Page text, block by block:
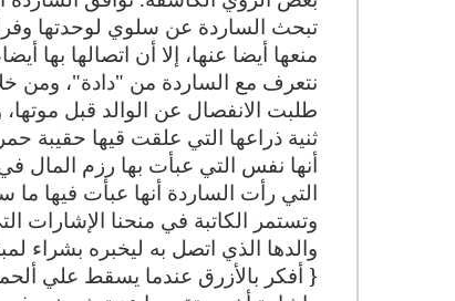
تبحث الساردة عن سلوي لوحدتها
منعها أيضا عنها، إلا أن اتصالها بها
نتعرف مع الساردة من "دادة"، ومن
طلبت الانفصال عن الوالد قبل
ثنية ذراعها التي علقت قيها حقيبة
التي رأت الساردة أنها عبأت فيها ما
وتستمر الكاتبة في منحنا الإشارات
والدها الذي اتصل به ليخبره بشراء
{ أفكر بالأزرق عندما يسقط علي